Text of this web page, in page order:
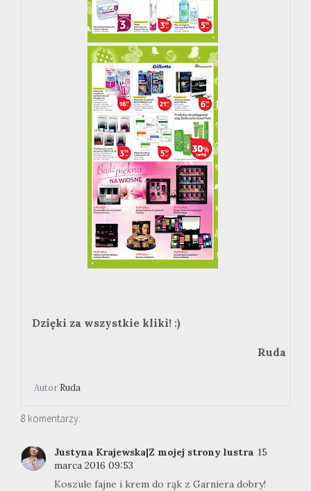
Dzięki za wszystkie kliki! :)
Ruda
Autor Ruda
8 komentarzy:
Justyna Krajewska|Z mojej strony lustra 15
marca 2016 09:53
Koszule fajne i krem do rąk z Garniera dobry!